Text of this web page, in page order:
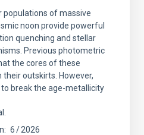
populations of massive
noon provide powerful
quenching and stellar
Previous photometric
the cores of these
outskirts. However,
break the age-metallicity
6 2026